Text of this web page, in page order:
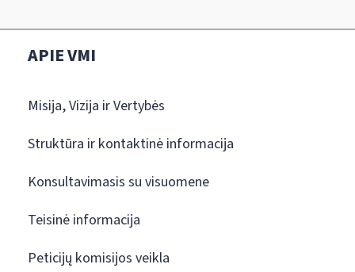
APIE VMI
Misija, Vizija ir Vertybės
Struktūra ir kontaktinė informacija
Konsultavimasis su visuomene
Teisinė informacija
Peticijų komisijos veikla